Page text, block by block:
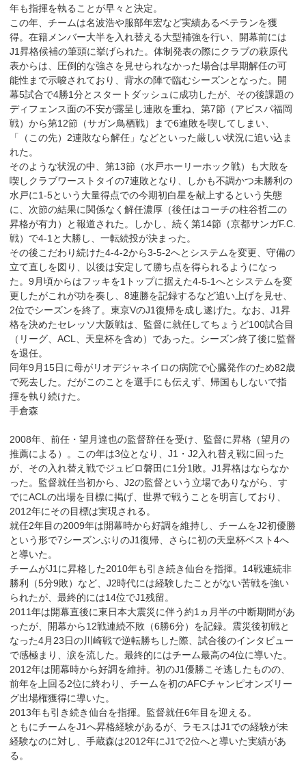
年も指揮を執ることが早々と決定。
この年、チームは名波浩や服部年宏など実績あるベテランを獲
得。在籍メンバー大半を入れ替える大型補強を行い、開幕前には
J1昇格候補の筆頭に挙げられた。体制発表の際にクラブの萩原代
表からは、圧倒的な強さを見せられなかった場合は早期解任の可
能性まで示唆されており、背水の陣で臨むシーズンとなった。開
幕5試合で4勝1分とスタートダッシュに成功したが、その後課題の
ディフェンス面の不安が露呈し連敗を重ね、第7節（アビスパ福岡
戦）から第12節（サガン鳥栖戦）まで6連敗を喫してしまい、
「（この先）2連敗なら解任」などといった厳しい状況に追い込ま
れた。
そのような状況の中、第13節（水戸ホーリーホック戦）も大敗を
喫しクラブワーストタイの7連敗となり、しかも不調かつ未勝利の
水戸に1-5という大量得点での今期初白星を献上するという失態
に、次節の結果に関係なく解任濃厚（後任はコーチの柱谷哲二の
昇格が有力）と報道された。しかし、続く第14節（京都サンガF.C.
戦）で4-1と大勝し、一転続投が決まった。
その後こだわり続けた4-4-2から3-5-2へとシステムを変更、守備の
立て直しを図り、以後は安定して勝ち点を得られるようになっ
た。9月頃からはフッキを1トップに据えた4-5-1へとシステムを変
更したがこれが功を奏し、8連勝を記録するなど追い上げを見せ、
2位でシーズンを終了。東京VのJ1復帰を成し遂げた。なお、J1昇
格を決めたセレッソ大阪戦は、監督に就任してちょうど100試合目
（リーグ、ACL、天皇杯を含め）であった。シーズン終了後に監督
を退任。
同年9月15日に母がリオデジャネイロの病院で心臓発作のため82歳
で死去した。だがこのことを選手にも伝えず、帰国もしないで指
揮を執り続けた。
手倉森
2008年、前任・望月達也の監督辞任を受け、監督に昇格（望月の
推薦による）。この年は3位となり、J1・J2入れ替え戦に回った
が、その入れ替え戦でジュビロ磐田に1分1敗。J1昇格はならなか
った。監督就任当初から、J2の監督という立場でありながら、す
でにACLの出場を目標に掲げ、世界で戦うことを明言しており、
2012年にその目標は実現される。
就任2年目の2009年は開幕時から好調を維持し、チームをJ2初優勝
という形で7シーズンぶりのJ1復帰、さらに初の天皇杯ベスト4へ
と導いた。
チームがJ1に昇格した2010年も引き続き仙台を指揮。14戦連続非
勝利（5分9敗）など、J2時代には経験したことがない苦戦を強い
られたが、最終的には14位でJ1残留。
2011年は開幕直後に東日本大震災に伴う約1ヵ月半の中断期間があ
ったが、開幕から12戦連続不敗（6勝6分）を記録。震災後初戦と
なった4月23日の川崎戦で逆転勝ちした際、試合後のインタビュー
で感極まり、涙を流した。最終的にはチーム最高の4位に導いた。
2012年は開幕時から好調を維持。初のJ1優勝こそ逃したものの、
前年を上回る2位に終わり、チームを初のAFCチャンピオンズリー
グ出場権獲得に導いた。
2013年も引き続き仙台を指揮。監督就任6年目を迎える。
ともにチームをJ1へ昇格経験があるが、ラモスはJ1での経験が未
経験なのに対し、手蔵森は2012年にJ1で2位へと導いた実績があ
る。